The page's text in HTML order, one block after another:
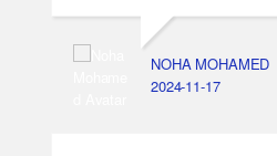
NOHA MOHAMED
2024-11-17